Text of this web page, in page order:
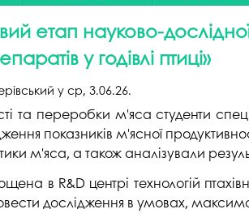
Ректорат
Вчена рада університету
Факультети та інститути
Кафедри
Коледжі
Бібліотека
Приймальна
Про
Підготовчі
Зимовий
етап науково-
у годівлі птиці»
у ср, 3.06.26.
та переробки м'яса студенти
показників м'ясної
м'яса, а також аналізували
в R&D центрі технологій
дослідження в умовах,